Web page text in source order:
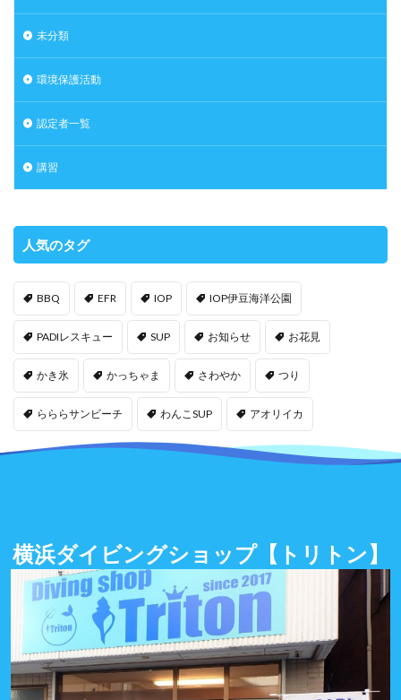
未分類
環境保護活動
認定者一覧
講習
人気のタグ
BBQ EFR IOP IOP伊豆海洋公園
PADIレスキュー SUP お知らせ お花見
かき氷 かっちゃま さわやか つり
らららサンビーチ わんこSUP アオリイカ
横浜ダイビングショップ【トリトン】